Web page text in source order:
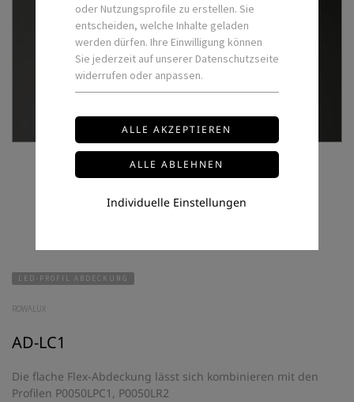
LED-PROFIL ABDECKUNG
ROWALUX
AD-LC1
Die flache Flex-Abdeckung lässt sich kombinieren mit den
Profilen P0050LPC1, P0050LR2
oder Nutzungsprofile zu erstellen. Sie
entscheiden, welche Inhalte geladen
werden dürfen. Ihre Einwilligung können
Sie jederzeit auf unserer Datenschutzseite
widerrufen oder anpassen.
Individuelle Einstellungen